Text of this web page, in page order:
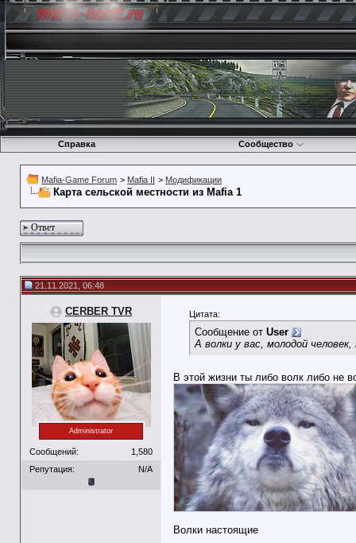
Справка Сообщество
Mafia-Game Forum > Mafia II > Модификации
Карта сельской местности из Mafia 1
Ответ
21.11.2021, 06:48
CERBER TVR
Administrator
Сообщений:
1,580
Репутация:
N/A
Цитата:
Сообщение от User
А волки у вас, молодой
В этой жизни ты либо волк либо не
Волки настоящие